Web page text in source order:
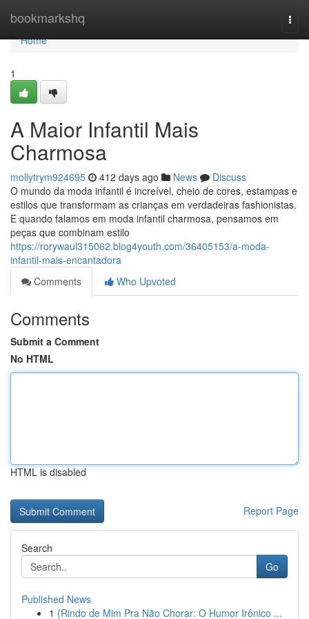
bookmarkshq
Home
Home
1
A Maior Infantil Mais
Charmosa
mollytrym924695 412 days ago News
Discuss
O mundo da moda infantil é increível, cheio de cores, estampas e
estilos que transformam as crianças em verdadeiras fashionistas.
E quando falamos em moda infantil charmosa, pensamos em
peças que combinam estilo
https://rorywaul315062.blog4youth.com/36405153/a-moda-
infantil-mais-encantadora
Comments
Who Upvoted
Comments
Submit a Comment
No HTML
HTML is disabled
Report Page
Search
Go
Published News
1 {Rindo de Mim Pra Não Chorar: O Humor Irônico ...